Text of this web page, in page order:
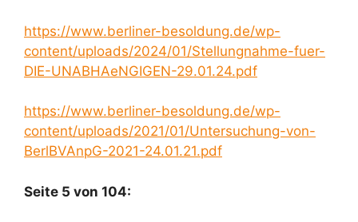
https://www.berliner-besoldung.de/wp-
content/uploads/2024/01/Stellungnahme-fuer-
DIE-UNABHAeNGIGEN-29.01.24.pdf
https://www.berliner-besoldung.de/wp-
content/uploads/2021/01/Untersuchung-von-
BerlBVAnpG-2021-24.01.21.pdf
Seite 5 von 104: